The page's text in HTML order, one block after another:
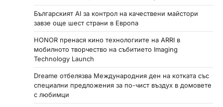
Българският AI за контрол на качествени майстори
завзе още шест страни в Европа
HONOR пренася кино технологиите на ARRI в
мобилното творчество на събитието Imaging
Technology Launch
Dreame отбелязва Международния ден на котката със
специални предложения за по-чист въздух в домовете
с любимци